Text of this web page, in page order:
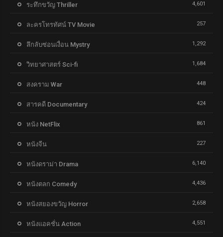
ระทึกขวัญ Thriller 4,601
ละครโทรทัศน์ TV Movie 257
ลึกลับซ่อนเงื่อน Mystry 1,292
วิทยาศาสตร์ Sci-fi 1,684
สงคราม War 448
สารคดี Documentary 424
หนัง NetFlix 861
หนังจีน 227
หนังดราม่า Drama 6,140
หนังตลก Comedy 4,436
หนังสยองขวัญ Horror 2,658
หนังแอคชั่น Action 4,551